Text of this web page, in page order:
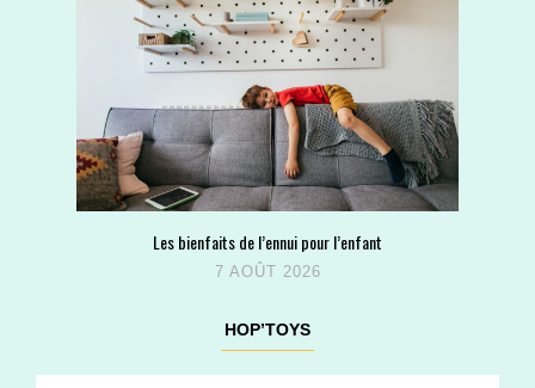
Les bienfaits de l’ennui pour l’enfant
7 AOÛT 2026
HOP’TOYS